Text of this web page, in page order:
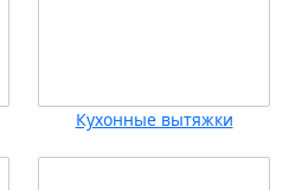
Кухонные вытяжки